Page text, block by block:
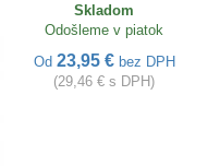
Skladom
Odošleme v piatok
Od 23,95 € bez DPH
(29,46 € s DPH)